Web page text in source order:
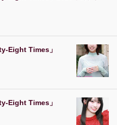
Eight Times」
Eight Times」